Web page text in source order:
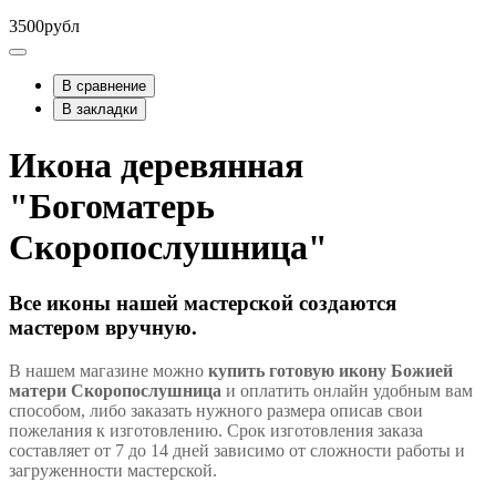
3500рубл
В сравнение
В закладки
Икона деревянная
"Богоматерь
Скоропослушница"
Все иконы нашей мастерской создаются
мастером вручную.
В нашем магазине можно купить готовую икону Божией
матери Скоропослушница и оплатить онлайн удобным вам
способом, либо заказать нужного размера описав свои
пожелания к изготовлению. Срок изготовления заказа
составляет от 7 до 14 дней зависимо от сложности работы и
загруженности мастерской.